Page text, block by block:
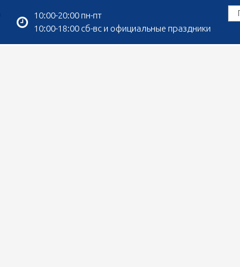
10:00-20:00 пн-пт
10:00-18:00 сб-вс и официальные праздники